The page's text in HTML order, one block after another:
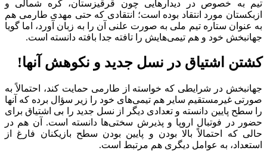
تیم به خصوص در دیدارهایی چون قرقیزستان، کره شمالی و
ازبکستان مورد انتقاد بوده است؛ انتقادی که حتی مهدی طارمی هم
به عنوان ستاره تیم ملی به صورت علنی آن را به زبان آورد، اما گویا
جهانبخش خود و هم تیمی‌هایش را تافته جدا بافته دانسته است.
کشتن اشتیاق در نسل جدید و نکوهش آنها!
جهانبخش در شرایطی که خواسته از طارمی حمایت کند، احتمالاً به
صورتی غیرمستقیم سایر هم تیمی‌های خود را زیر سؤال برده که آنها
را سطح پایین دانسته و تعدادی دیگر از نسل جدید را بی اشتیاق برای
حضور در فوتبال اروپا و پذیرش سختی‌ها دانسته است. آن هم در
حالی که احتمالاً بالا بودن و پایین بودن سطح بازیکنان فارغ از
استعداد، به عوامل دیگری هم مرتبط است.